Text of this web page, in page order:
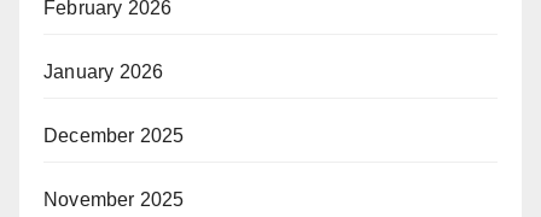
February 2026
January 2026
December 2025
November 2025